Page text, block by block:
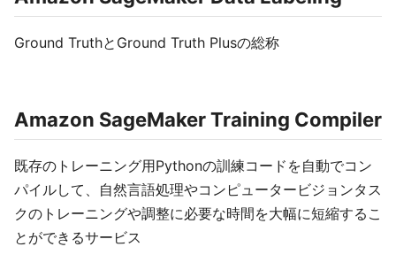
Ground TruthとGround Truth Plusの総称
Amazon SageMaker Training Compiler
既存のトレーニング用Pythonの訓練コードを自動でコン
パイルして、自然言語処理やコンピュータービジョンタス
クのトレーニングや調整に必要な時間を大幅に短縮するこ
とができるサービス